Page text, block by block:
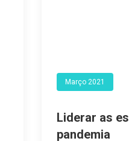
Março 2021
Liderar as
pandemia